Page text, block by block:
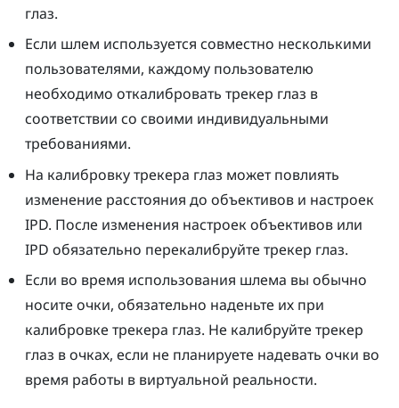
глаз.
Если шлем используется совместно несколькими
пользователями, каждому пользователю
необходимо откалибровать трекер глаз в
соответствии со своими индивидуальными
требованиями.
На калибровку трекера глаз может повлиять
изменение расстояния до объективов и настроек
IPD. После изменения настроек объективов или
IPD обязательно перекалибруйте трекер глаз.
Если во время использования шлема вы обычно
носите очки, обязательно наденьте их при
калибровке трекера глаз. Не калибруйте трекер
глаз в очках, если не планируете надевать очки во
время работы в виртуальной реальности.